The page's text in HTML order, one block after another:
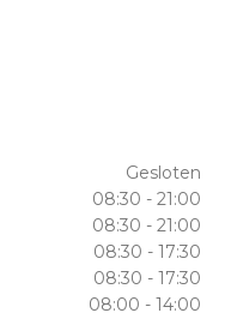
Gesloten
08:30 - 21:00
08:30 - 21:00
08:30 - 17:30
08:30 - 17:30
08:00 - 14:00